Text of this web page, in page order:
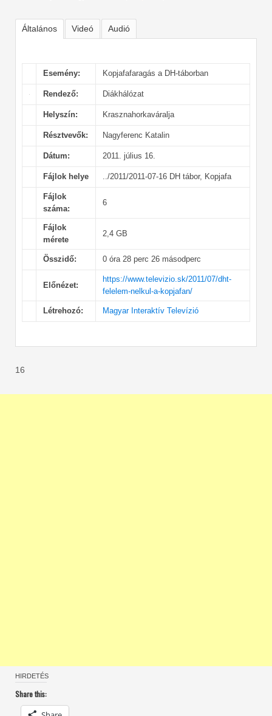
Általános Videó Audió
Esemény: Kopjafafaragás a DH-táborban
Rendező: Diákhálózat
Helyszín: Krasznahorkaváralja
Résztvevők: Nagyferenc Katalin
Dátum: 2011. július 16.
Fájlok helye ../2011/2011-07-16 DH tábor, Kopjafa
Fájlok
száma:
6
Fájlok
mérete
2,4 GB
Összidő: 0 óra 28 perc 26 másodperc
Előnézet:
https://www.televizio.sk/2011/07/dht-
felelem-nelkul-a-kopjafan/
Létrehozó: Magyar Interaktív Televízió
16
HIRDETÉS
Share this: